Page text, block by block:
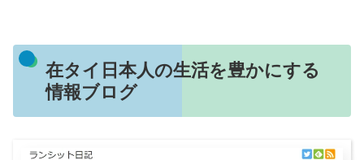
在タイ日本人の生活を豊かにする
情報ブログ